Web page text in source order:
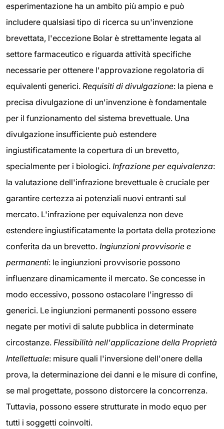
esperimentazione ha un ambito più ampio e può
includere qualsiasi tipo di ricerca su un'invenzione
brevettata, l'eccezione Bolar è strettamente legata al
settore farmaceutico e riguarda attività specifiche
necessarie per ottenere l'approvazione regolatoria di
equivalenti generici. Requisiti di divulgazione: la piena e
precisa divulgazione di un'invenzione è fondamentale
per il funzionamento del sistema brevettuale. Una
divulgazione insufficiente può estendere
ingiustificatamente la copertura di un brevetto,
specialmente per i biologici. Infrazione per equivalenza:
la valutazione dell'infrazione brevettuale è cruciale per
garantire certezza ai potenziali nuovi entranti sul
mercato. L'infrazione per equivalenza non deve
estendere ingiustificatamente la portata della protezione
conferita da un brevetto. Ingiunzioni provvisorie e
permanenti: le ingiunzioni provvisorie possono
influenzare dinamicamente il mercato. Se concesse in
modo eccessivo, possono ostacolare l'ingresso di
generici. Le ingiunzioni permanenti possono essere
negate per motivi di salute pubblica in determinate
circostanze. Flessibilità nell'applicazione della Proprietà
Intellettuale: misure quali l'inversione dell'onere della
prova, la determinazione dei danni e le misure di confine,
se mal progettate, possono distorcere la concorrenza.
Tuttavia, possono essere strutturate in modo equo per
tutti i soggetti coinvolti.